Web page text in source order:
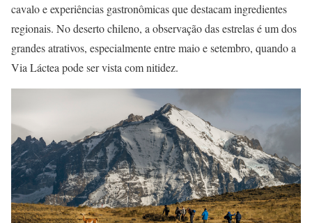
cavalo e experiências gastronômicas que destacam ingredientes
regionais. No deserto chileno, a observação das estrelas é um dos
grandes atrativos, especialmente entre maio e setembro, quando a
Via Láctea pode ser vista com nitidez.